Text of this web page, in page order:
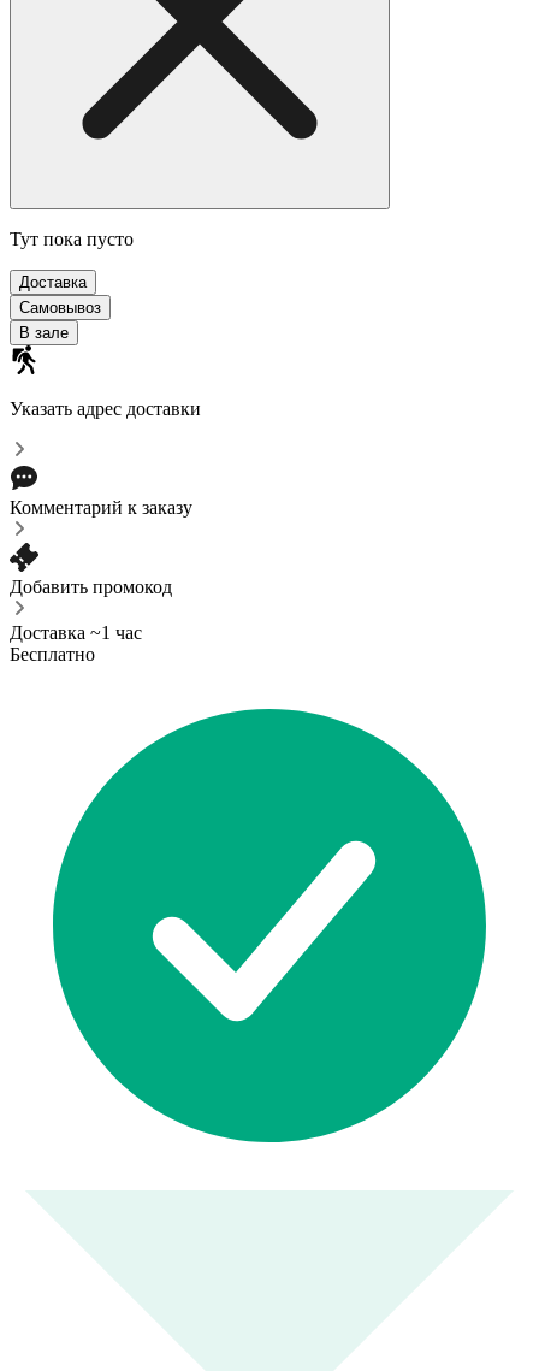
Тут пока пусто
Доставка
Самовывоз
В зале
Указать адрес доставки
Комментарий к заказу
Добавить промокод
Доставка ~1 час
Бесплатно